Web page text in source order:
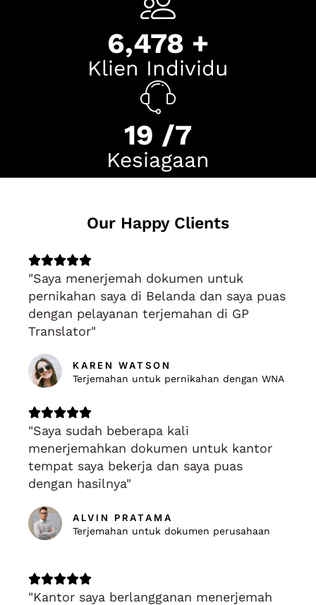
7,652+
Klien Individu
23 /7
Kesiagaan
Our Happy Clients
Rated
5
out
of
5
"Saya menerjemah dokumen untuk
pernikahan saya di Belanda dan saya puas
dengan pelayanan terjemahan di GP
Translator"
KAREN WATSON
Terjemahan untuk pernikahan dengan WNA
Rated
5
out
of
5
"Saya sudah beberapa kali
menerjemahkan dokumen untuk kantor
tempat saya bekerja dan saya puas
dengan hasilnya"
ALVIN PRATAMA
Terjemahan untuk dokumen perusahaan
Rated
5
"Kantor saya berlangganan menerjemah